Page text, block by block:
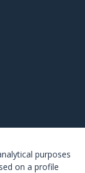
purposes
on a profile